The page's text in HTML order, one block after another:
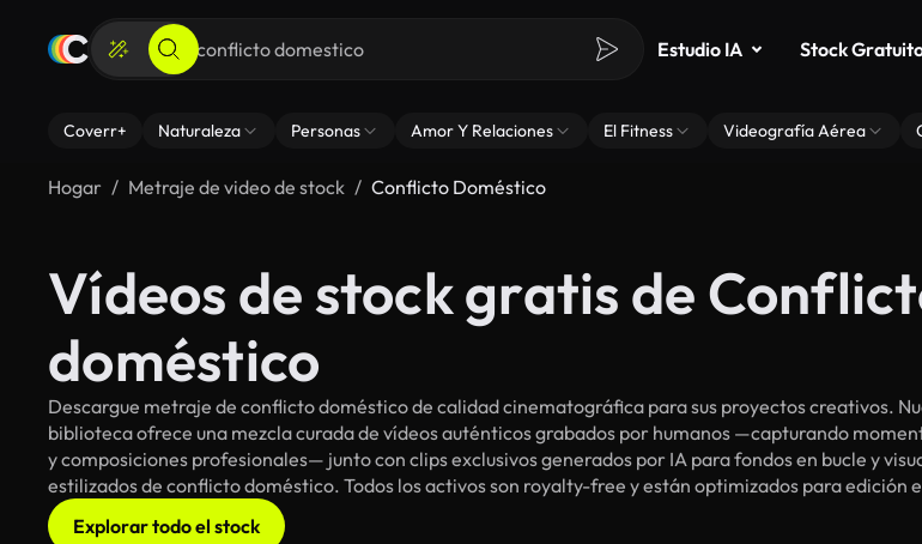
Estudio IA Stock
Coverr+ Naturaleza Personas Amor Y Relaciones El Fitness Videografía Aérea
Hogar Metraje de video de stock Conflicto Doméstico
Vídeos de stock gratis de
doméstico
Descargue metraje de conflicto doméstico de calidad cinematográfica para sus proyectos creativos.
biblioteca ofrece una mezcla curada de vídeos auténticos grabados por humanos —capturando
y composiciones profesionales— junto con clips exclusivos generados por IA para fondos en bucle y
estilizados de conflicto doméstico. Todos los activos son royalty-free y están optimizados para edición
Explorar todo el stock